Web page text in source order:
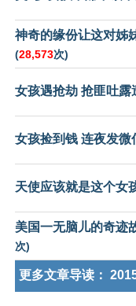
神奇的缘份让这对姊
(28,573次)
女孩遇抢劫 抢匪吐露
女孩捡到钱 连夜发微
天使应该就是这个女
美国一无脑儿的奇迹
次)
更多文章导读：